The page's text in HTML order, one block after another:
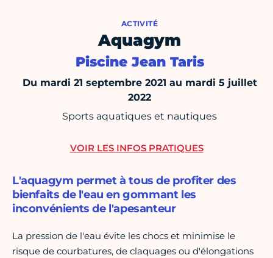
ACTIVITÉ
Aquagym
Piscine Jean Taris
Du mardi 21 septembre 2021 au mardi 5 juillet
2022
Sports aquatiques et nautiques
L'aquagym permet à tous de profiter des
bienfaits de l'eau en gommant les
inconvénients de l'apesanteur
La pression de l'eau évite les chocs et minimise le
risque de courbatures, de claquages ou d'élongations
VOIR LES INFOS PRATIQUES